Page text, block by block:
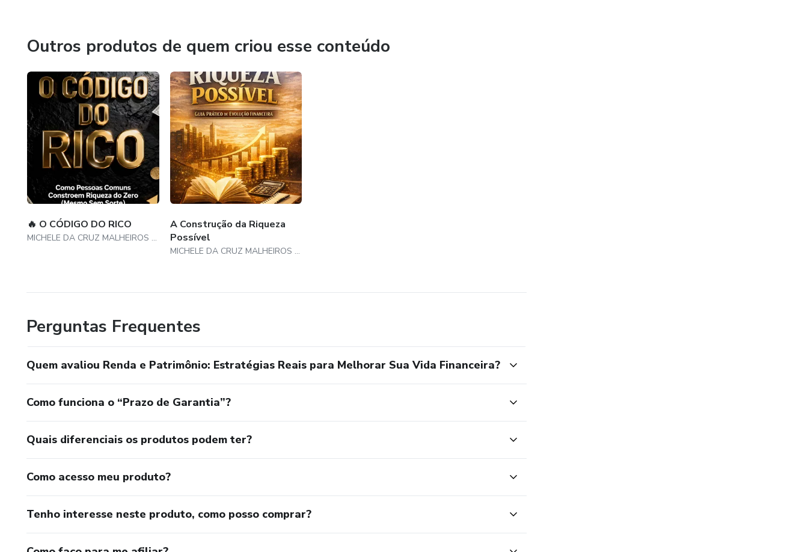
Outros produtos de quem criou esse conteúdo
🔥 O CÓDIGO DO RICO
MICHELE DA CRUZ MALHEIROS ROSA
A Construção da Riqueza
Possível
MICHELE DA CRUZ MALHEIROS ROSA
Perguntas Frequentes
Quem avaliou Renda e Patrimônio: Estratégias Reais para Melhorar Sua Vida Financeira?
Como funciona o “Prazo de Garantia”?
Quais diferenciais os produtos podem ter?
Como acesso meu produto?
Tenho interesse neste produto, como posso comprar?